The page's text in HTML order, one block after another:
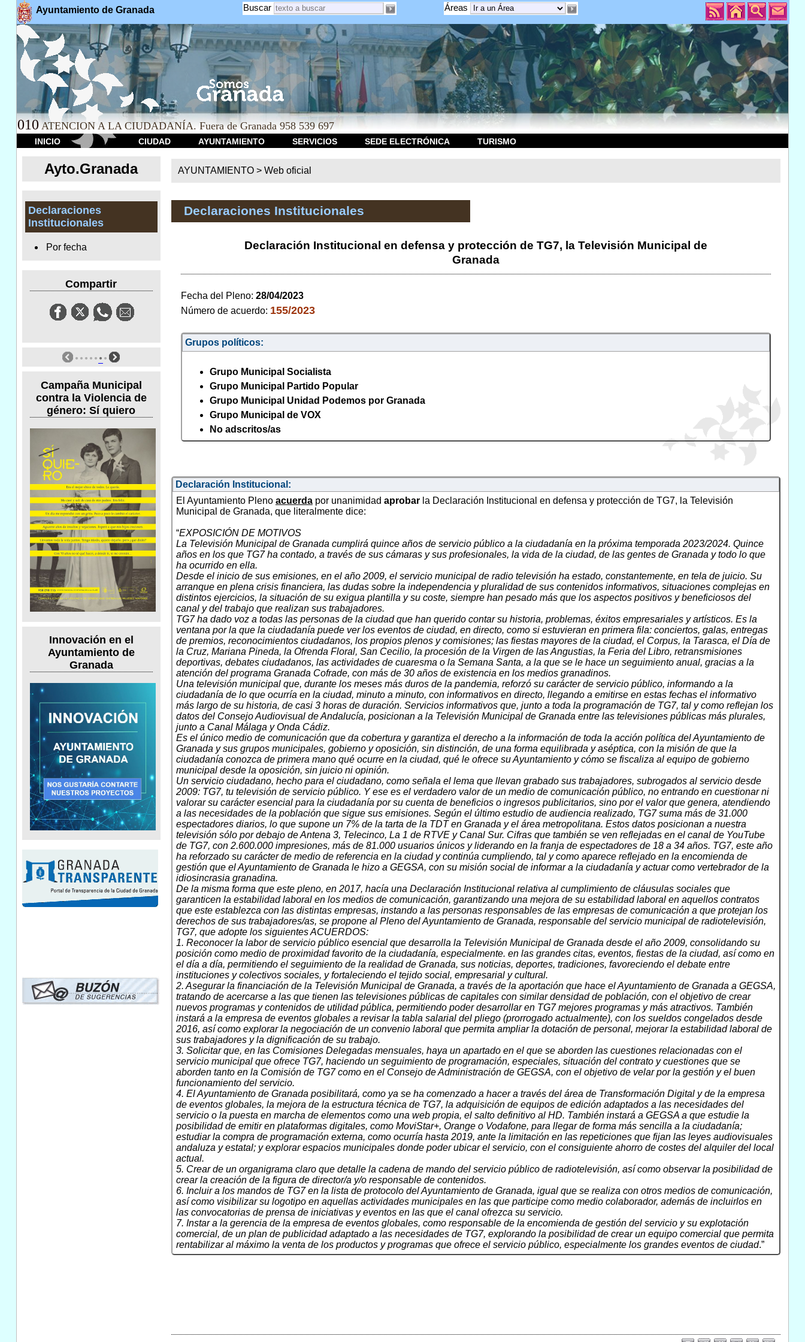
Ayuntamiento de Granada Áreas
Buscar
010 ATENCION A LA CIUDADANÍA. Fuera de Granada 958 539 697
INICIO CIUDAD AYUNTAMIENTO SERVICIOS SEDE ELECTRÓNICA TURISMO
Ayto.Granada
Declaraciones
Institucionales
Por fecha
Compartir
Campaña Municipal
contra la Violencia de
género: Sí quiero
Innovación en el
Ayuntamiento de
Granada
AYUNTAMIENTO > Web oficial
Declaraciones Institucionales
Declaración Institucional en defensa y protección de TG7, la Televisión Municipal de
Granada
Fecha del Pleno: 28/04/2023
Número de acuerdo: 155/2023
Grupos políticos:
Grupo Municipal Socialista
Grupo Municipal Partido Popular
Grupo Municipal Unidad Podemos por Granada
Grupo Municipal de VOX
No adscritos/as
Declaración Institucional:
El Ayuntamiento Pleno acuerdapor unanimidad aprobarla Declaración Institucional en defensa y protección de TG7, la Televisión
Municipal de Granada, que literalmente dice:
“EXPOSICIÓN DE MOTIVOS
La Televisión Municipal de Granada cumplirá quince años de servicio público a la ciudadanía en la próxima temporada 2023/2024. Quince
años en los que TG7 ha contado, a través de sus cámaras y sus profesionales, la vida de la ciudad, de las gentes de Granada y todo lo que
ha ocurrido en ella.
Desde el inicio de sus emisiones, en el año 2009, el servicio municipal de radio televisión ha estado, constantemente, en tela de juicio. Su
arranque en plena crisis financiera, las dudas sobre la independencia y pluralidad de sus contenidos informativos, situaciones complejas en
distintos ejercicios, la situación de su exigua plantilla y su coste, siempre han pesado más que los aspectos positivos y beneficiosos del
canal y del trabajo que realizan sus trabajadores.
TG7 ha dado voz a todas las personas de la ciudad que han querido contar su historia, problemas, éxitos empresariales y artísticos. Es la
ventana por la que la ciudadanía puede ver los eventos de ciudad, en directo, como si estuvieran en primera fila: conciertos, galas, entregas
de premios, reconocimientos ciudadanos, los propios plenos y comisiones; las fiestas mayores de la ciudad, el Corpus, la Tarasca, el Día de
la Cruz, Mariana Pineda, la Ofrenda Floral, San Cecilio, la procesión de la Virgen de las Angustias, la Feria del Libro, retransmisiones
deportivas, debates ciudadanos, las actividades de cuaresma o la Semana Santa, a la que se le hace un seguimiento anual, gracias a la
atención del programa Granada Cofrade, con más de 30 años de existencia en los medios granadinos.
Una televisión municipal que, durante los meses más duros de la pandemia, reforzó su carácter de servicio público, informando a la
ciudadanía de lo que ocurría en la ciudad, minuto a minuto, con informativos en directo, llegando a emitirse en estas fechas el informativo
más largo de su historia, de casi 3 horas de duración. Servicios informativos que, junto a toda la programación de TG7, tal y como reflejan los
datos del Consejo Audiovisual de Andalucía, posicionan a la Televisión Municipal de Granada entre las televisiones públicas más plurales,
junto a Canal Málaga y Onda Cádiz.
Es el único medio de comunicación que da cobertura y garantiza el derecho a la información de toda la acción política del Ayuntamiento de
Granada y sus grupos municipales, gobierno y oposición, sin distinción, de una forma equilibrada y aséptica, con la misión de que la
ciudadanía conozca de primera mano qué ocurre en la ciudad, qué le ofrece su Ayuntamiento y cómo se fiscaliza al equipo de gobierno
municipal desde la oposición, sin juicio ni opinión.
Un servicio ciudadano, hecho para el ciudadano, como señala el lema que llevan grabado sus trabajadores, subrogados al servicio desde
2009: TG7, tu televisión de servicio público. Y ese es el verdadero valor de un medio de comunicación público, no entrando en cuestionar ni
valorar su carácter esencial para la ciudadanía por su cuenta de beneficios o ingresos publicitarios, sino por el valor que genera, atendiendo
a las necesidades de la población que sigue sus emisiones. Según el último estudio de audiencia realizado, TG7 suma más de 31.000
espectadores diarios, lo que supone un 7% de la tarta de la TDT en Granada y el área metropolitana. Estos datos posicionan a nuestra
televisión sólo por debajo de Antena 3, Telecinco, La 1 de RTVE y Canal Sur. Cifras que también se ven reflejadas en el canal de YouTube
de TG7, con 2.600.000 impresiones, más de 81.000 usuarios únicos y liderando en la franja de espectadores de 18 a 34 años. TG7, este año
ha reforzado su carácter de medio de referencia en la ciudad y continúa cumpliendo, tal y como aparece reflejado en la encomienda de
gestión que el Ayuntamiento de Granada le hizo a GEGSA, con su misión social de informar a la ciudadanía y actuar como vertebrador de la
idiosincrasia granadina.
De la misma forma que este pleno, en 2017, hacía una Declaración Institucional relativa al cumplimiento de cláusulas sociales que
garanticen la estabilidad laboral en los medios de comunicación, garantizando una mejora de su estabilidad laboral en aquellos contratos
que este establezca con las distintas empresas, instando a las personas responsables de las empresas de comunicación a que protejan los
derechos de sus trabajadores/as, se propone al Pleno del Ayuntamiento de Granada, responsable del servicio municipal de radiotelevisión,
TG7, que adopte los siguientes ACUERDOS:
1. Reconocer la labor de servicio público esencial que desarrolla la Televisión Municipal de Granada desde el año 2009, consolidando su
posición como medio de proximidad favorito de la ciudadanía, especialmente. en las grandes citas, eventos, fiestas de la ciudad, así como en
el día a día, permitiendo el seguimiento de la realidad de Granada, sus noticias, deportes, tradiciones, favoreciendo el debate entre
instituciones y colectivos sociales, y fortaleciendo el tejido social, empresarial y cultural.
2. Asegurar la financiación de la Televisión Municipal de Granada, a través de la aportación que hace el Ayuntamiento de Granada a GEGSA,
tratando de acercarse a las que tienen las televisiones públicas de capitales con similar densidad de población, con el objetivo de crear
nuevos programas y contenidos de utilidad pública, permitiendo poder desarrollar en TG7 mejores programas y más atractivos. También
instará a la empresa de eventos globales a revisar la tabla salarial del pliego (prorrogado actualmente), con los sueldos congelados desde
2016, así como explorar la negociación de un convenio laboral que permita ampliar la dotación de personal, mejorar la estabilidad laboral de
sus trabajadores y la dignificación de su trabajo.
3. Solicitar que, en las Comisiones Delegadas mensuales, haya un apartado en el que se aborden las cuestiones relacionadas con el
servicio municipal que ofrece TG7, haciendo un seguimiento de programación, especiales, situación del contrato y cuestiones que se
aborden tanto en la Comisión de TG7 como en el Consejo de Administración de GEGSA, con el objetivo de velar por la gestión y el buen
funcionamiento del servicio.
4. El Ayuntamiento de Granada posibilitará, como ya se ha comenzado a hacer a través del área de Transformación Digital y de la empresa
de eventos globales, la mejora de la estructura técnica de TG7, la adquisición de equipos de edición adaptados a las necesidades del
servicio o la puesta en marcha de elementos como una web propia, el salto definitivo al HD. También instará a GEGSA a que estudie la
posibilidad de emitir en plataformas digitales, como MoviStar+, Orange o Vodafone, para llegar de forma más sencilla a la ciudadanía;
estudiar la compra de programación externa, como ocurría hasta 2019, ante la limitación en las repeticiones que fijan las leyes audiovisuales
andaluza y estatal; y explorar espacios municipales donde poder ubicar el servicio, con el consiguiente ahorro de costes del alquiler del local
actual.
5. Crear de un organigrama claro que detalle la cadena de mando del servicio público de radiotelevisión, así como observar la posibilidad de
crear la creación de la figura de director/a y/o responsable de contenidos.
6. Incluir a los mandos de TG7 en la lista de protocolo del Ayuntamiento de Granada, igual que se realiza con otros medios de comunicación,
así como visibilizar su logotipo en aquellas actividades municipales en las que participe como medio colaborador, además de incluirlos en
las convocatorias de prensa de iniciativas y eventos en las que el canal ofrezca su servicio.
7. Instar a la gerencia de la empresa de eventos globales, como responsable de la encomienda de gestión del servicio y su explotación
comercial, de un plan de publicidad adaptado a las necesidades de TG7, explorando la posibilidad de crear un equipo comercial que permita
rentabilizar al máximo la venta de los productos y programas que ofrece el servicio público, especialmente los grandes eventos de ciudad.”